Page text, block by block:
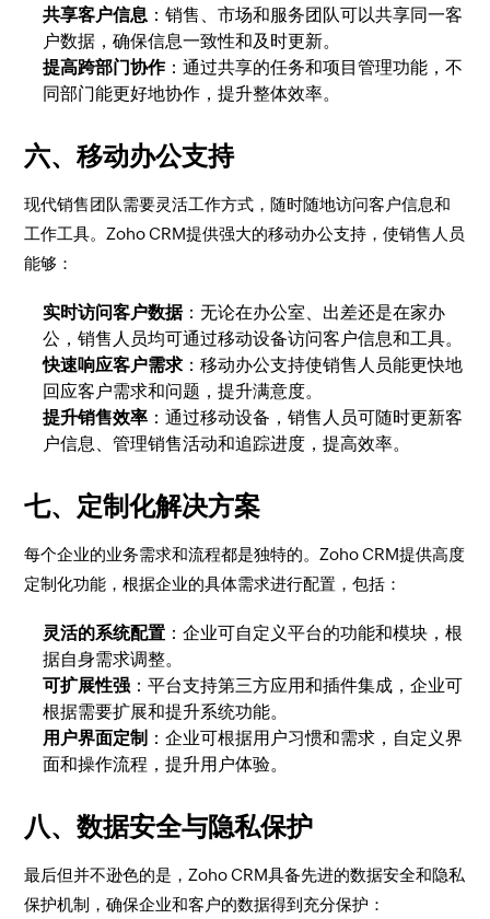
共享客户信息 ：销售、市场和服务团队可以共享同一客
户数据，确保信息一致性和及时更新。
提高跨部门协作：通过共享的任务和项目管理功能，不
同部门能更好地协作，提升整体效率。
六、移动办公支持
现代销售团队需要灵活工作方式，随时随地访问客户信息和
工作工具。Zoho CRM提供强大的移动办公支持，使销售人员
能够：
实时访问客户数据：无论在办公室、出差还是在家办
公，销售人员均可通过移动设备访问客户信息和工具。
快速响应客户需求：移动办公支持使销售人员能更快地
回应客户需求和问题，提升满意度。
提升销售效率 ：通过移动设备，销售人员可随时更新客
户信息、管理销售活动和追踪进度，提高效率。
七、定制化解决方案
每个企业的业务需求和流程都是独特的。Zoho CRM提供高度
定制化功能，根据企业的具体需求进行配置，包括：
灵活的系统配置 ：企业可自定义平台的功能和模块，根
据自身需求调整。
可扩展性强 ：平台支持第三方应用和插件集成，企业可
根据需要扩展和提升系统功能。
用户界面定制 ：企业可根据用户习惯和需求，自定义界
面和操作流程，提升用户体验。
八、数据安全与隐私保护
最后但并不逊色的是，Zoho CRM具备先进的数据安全和隐私
保护机制，确保企业和客户的数据得到充分保护：